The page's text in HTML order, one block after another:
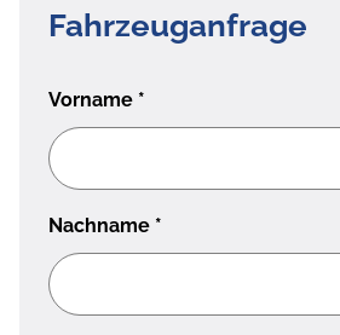
Fahrzeuganfrage
Vorname *
Nachname *